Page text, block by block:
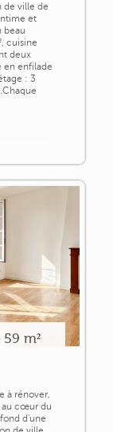
de ville de
et
beau
cuisine
deux
en enfilade
: 3
m²
à rénover,
au cœur du
d'une